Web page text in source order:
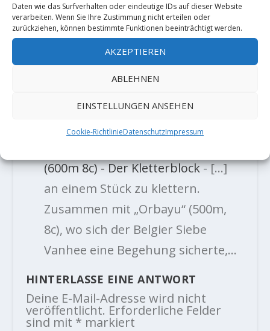
Daten wie das Surfverhalten oder eindeutige IDs auf dieser Website
verarbeiten. Wenn Sie Ihre Zustimmung nicht erteilen oder
zurückziehen, können bestimmte Funktionen beeinträchtigt werden.
AKZEPTIEREN
ABLEHNEN
EINSTELLUNGEN ANSEHEN
Cookie-RichtlinieDatenschutzImpressum
Adam Ondra wiederholt „Meiose“
9b (9a+)
1. Februar 2018
Kico Cerdá, Iker und Eneko Pou mit
(600m 8c) - Der Kletterblock- […]
an einem Stück zu klettern.
Zusammen mit „Orbayu“ (500m,
8c), wo sich der Belgier Siebe
Vanhee eine Begehung sicherte,…
HINTERLASSE EINE ANTWORT
Deine E-Mail-Adresse wird nicht
veröffentlicht. Erforderliche Felder
sind mit * markiert